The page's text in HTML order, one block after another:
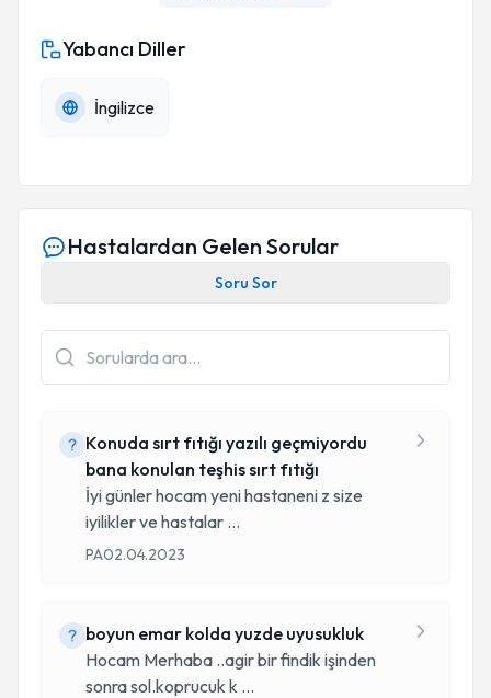
Yabancı Diller
İngilizce
Hastalardan Gelen Sorular
Soru Sor
Konuda sırt fıtığı yazılı geçmiyordu
bana konulan teşhis sırt fıtığı
İyi günler hocam yeni hastaneni z size
iyilikler ve hastalar ...
PA02.04.2023
boyun emar kolda yuzde uyusukluk
Hocam Merhaba ..agir bir findik işinden
sonra sol.koprucuk k ...